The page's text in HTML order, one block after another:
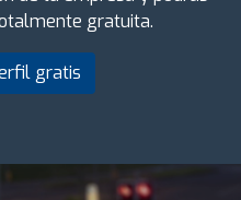
gratuita.
gratis